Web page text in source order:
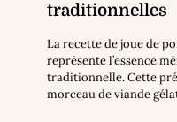
traditionnelles
La recette de joue de
représente l’essence
traditionnelle. Cette
morceau de viande